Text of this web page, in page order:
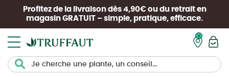
Profitez de la livraison dès 4,90€ ou du retrait en
magasin GRATUIT – simple, pratique, efficace.